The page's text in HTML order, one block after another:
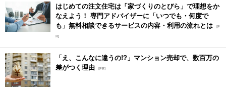
はじめての注文住宅は「家づくりのとびら」で理想をか
なえよう！ 専門アドバイザーに「いつでも・何度で
も」無料相談できるサービスの内容・利用の流れとは [P
R]
「え、こんなに違うの!?」マンション売却で、数百万の
差がつく理由 [PR]